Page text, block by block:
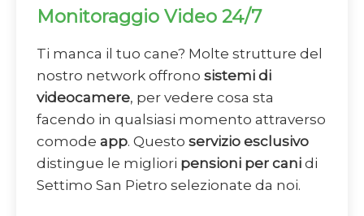
Monitoraggio Video 24/7
Ti manca il tuo cane? Molte strutture del
nostro network offrono sistemi di
videocamere, per vedere cosa sta
facendo in qualsiasi momento attraverso
comode app. Questo servizio esclusivo
distingue le migliori pensioni per cani di
Settimo San Pietro selezionate da noi.